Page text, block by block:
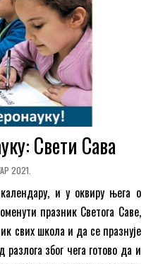
Свети Сава
2021.
и у оквиру њега о
празник Светога Саве,
свих школа и да се празнује
због чега готово да и